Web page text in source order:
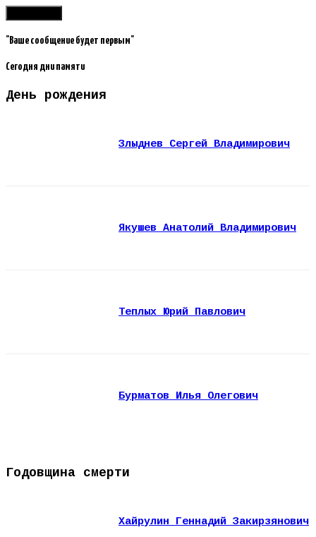
"Ваше сообщение будет первым"
Сегодня дни памяти
День рождения
Злыднев Сергей Владимирович
Якушев Анатолий Владимирович
Теплых Юрий Павлович
Бурматов Илья Олегович
Годовщина смерти
Хайрулин Геннадий Закирзянович